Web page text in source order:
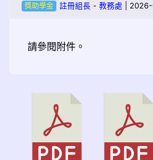
獎助學金 註冊組長- 教務處 |
請參閱附件。